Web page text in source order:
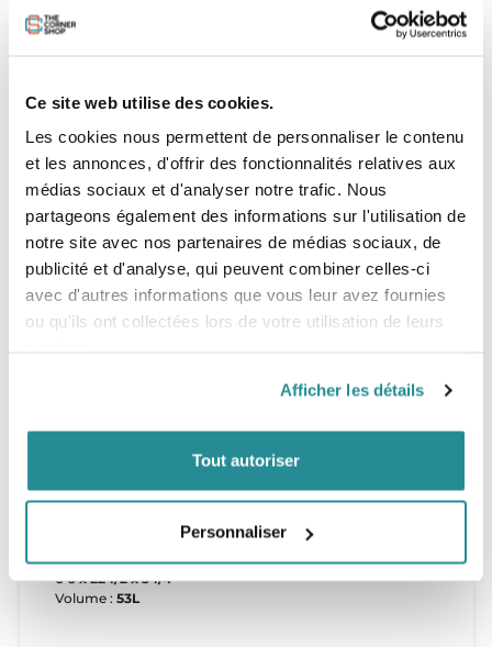
Ce site web utilise des cookies.
Les cookies nous permettent de personnaliser le contenu
et les annonces, d'offrir des fonctionnalités relatives aux
médias sociaux et d'analyser notre trafic. Nous
partageons également des informations sur l'utilisation de
notre site avec nos partenaires de médias sociaux, de
publicité et d'analyse, qui peuvent combiner celles-ci
avec d'autres informations que vous leur avez fournies
ou qu'ils ont collectées lors de votre utilisation de leurs
Afficher les détails
Tout autoriser
Personnaliser
Pour une performance maximale, chaque board est
pourvue de rails finis à la main pour correspondre au
d'appliquer avec précision la géométrie des designs JJF à
leur technologie exclusive.
Conçues pour votre première vague ou pour ajouter une
planche performante à votre quiver, ces planches sont
axées sur la progression de votre surf chaque fois que
vous vous mettez à l’eau.
Caractéristiques / Construction
Shape Funformance™ par Jon Pyzel et John John
Florence
Construction Eco EPS
6’6 x 22 1/2 x 3 1/4
Volume : 53L